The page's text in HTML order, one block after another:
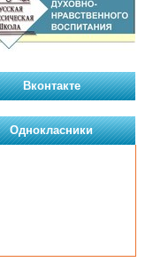
Вконтакте
Однокласники